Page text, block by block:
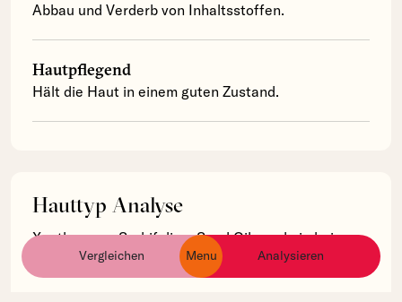
Vergleichen Menu Analysieren
ingredients
products
brands
Abbau und Verderb von Inhaltsstoffen.
Hautpflegend
Hält die Haut in einem guten Zustand.
Hauttyp Analyse
Xanthoceras Sorbifolium Seed Oil wurde in keinem
von uns erfassten Produkten verwendet.